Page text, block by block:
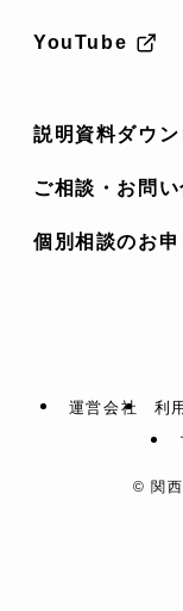
YouTube
説明資料ダウン
ご相談・お問い
個別相談のお申
運営会社 利
© 関